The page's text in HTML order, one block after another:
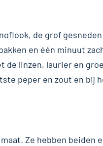
de grof
en één minuut
de linzen, laurier en
peper en zout en bij
Ze hebben beiden